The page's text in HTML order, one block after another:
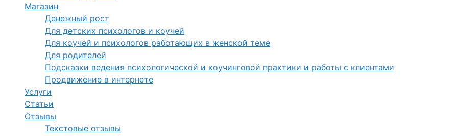
Магазин
Денежный рост
Для детских психологов и коучей
Для коучей и психологов работающих в женской теме
Для родителей
Подсказки ведения психологической и коучинговой практики и работы с клиентами
Продвижение в интернете
Услуги
Статьи
Отзывы
Текстовые отзывы